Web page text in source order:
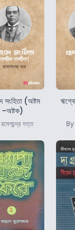
সংহিতা (অষ্টম
-অষ্টক)
দত্ত By